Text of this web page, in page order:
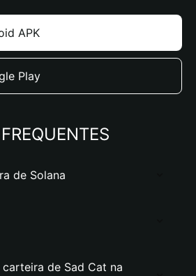
APK
Play
de Solana
de Sad Cat na